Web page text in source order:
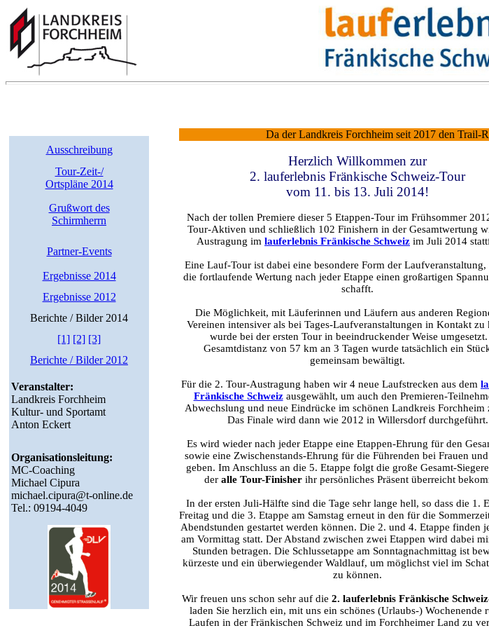
Ausschreibung
Tour-Zeit-/
Ortspläne 2014
Grußwort des
Schirmherrn
Partner-Events
Ergebnisse 2014
Ergebnisse 2012
Berichte / Bilder 2014
[1] [2] [3]
Berichte / Bilder 2012
Veranstalter:
Landkreis Forchheim
Kultur- und Sportamt
Anton Eckert
Organisationsleitung:
MC-Coaching
Michael Cipura
michael.cipura@t-online.de
Tel.: 09194-4049
Da der Landkreis Forchheim seit 2017 den Trail-
Herzlich Willkommen zur
2. lauferlebnis Fränkische Schweiz-Tour
vom 11. bis 13. Juli 2014!
Nach der tollen Premiere dieser 5 Etappen-Tour im Frühsommer
Tour-Aktiven und schließlich 102 Finishern in der Gesamtwertung
Austragung im lauferlebnis Fränkische Schweiz im Juli 2014
Eine Lauf-Tour ist dabei eine besondere Form der Laufveranstaltung,
die fortlaufende Wertung nach jeder Etappe einen großartigen
schafft.
Die Möglichkeit, mit Läuferinnen und Läufern aus anderen
Vereinen intensiver als bei Tages-Laufveranstaltungen in Kontakt zu
wurde bei der ersten Tour in beeindruckender Weise
Gesamtdistanz von 57 km an 3 Tagen wurde tatsächlich ein
gemeinsam bewältigt.
Für die 2. Tour-Austragung haben wir 4 neue Laufstrecken aus dem
Fränkische Schweizausgewählt, um auch den Premieren-
Abwechslung und neue Eindrücke im schönen Landkreis Forchheim
Das Finale wird dann wie 2012 in Willersdorf durchgeführt.
Es wird wieder nach jeder Etappe eine Etappen-Ehrung für den
sowie eine Zwischenstands-Ehrung für die Führenden bei Frauen
geben. Im Anschluss an die 5. Etappe folgt die große Gesamt-
der alle Tour-Finisher ihr persönliches Präsent überreicht
In der ersten Juli-Hälfte sind die Tage sehr lange hell, so dass die 1.
Freitag und die 3. Etappe am Samstag erneut in den für die
Abendstunden gestartet werden können. Die 2. und 4. Etappe finden
am Vormittag statt. Der Abstand zwischen zwei Etappen wird dabei
Stunden betragen. Die Schlussetappe am Sonntagnachmittag ist
kürzeste und ein überwiegender Waldlauf, um möglichst viel im
zu können.
Wir freuen uns schon sehr auf die 2. lauferlebnis Fränkische
laden Sie herzlich ein, mit uns ein schönes (Urlaubs-) Wochenende
Laufen in der Fränkischen Schweiz und im Forchheimer Land zu